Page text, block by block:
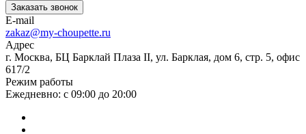
Заказать звонок
E-mail
zakaz@my-choupette.ru
Адрес
г. Москва, БЦ Барклай Плаза II, ул. Барклая, дом 6, стр. 5, офис
617/2
Режим работы
Ежедневно: с 09:00 до 20:00